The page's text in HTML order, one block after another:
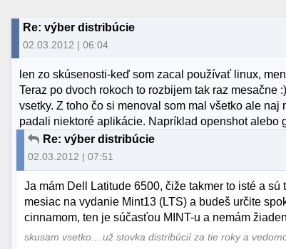
Re: výber distribúcie
02.03.2012 | 06:04
len zo skúsenosti-keď som zacal používať linux,
Teraz po dvoch rokoch to rozbijem tak raz mesačne
vsetky. Z toho čo si menoval som mal všetko ale
padali niektoré aplikácie. Napríklad openshot alebo
Re: výber distribúcie
02.03.2012 | 07:51
Ja mám Dell Latitude 6500, čiže takmer to isté a
mesiac na vydanie Mint13 (LTS) a budeš určite
cinnamom, ten je súčasťou MINT-u a nemám
skusam vsetko....už stovka distribúcií za tie roky a